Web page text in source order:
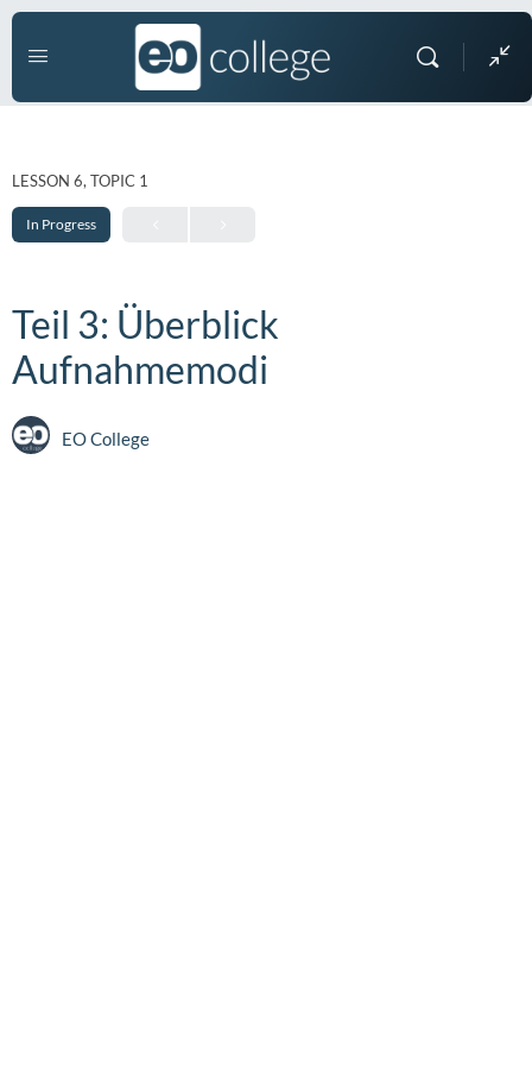
LESSON 6, TOPIC 1
In Progress
Teil 3: Überblick
Aufnahmemodi
EO College